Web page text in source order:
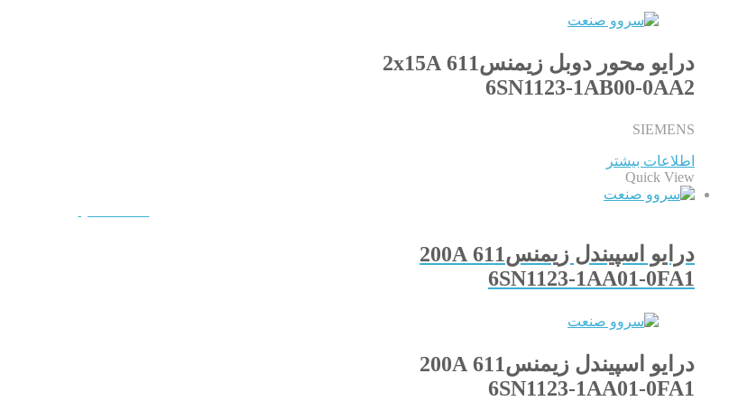
درایو محور دوبل زیمنس611 2x15A
6SN1123-1AB00-0AA2
SIEMENS
اطلاعات بیشتر
Quick View
درایو اسپیندل زیمنس611 200A
6SN1123-1AA01-0FA1
درایو اسپیندل زیمنس611 200A
6SN1123-1AA01-0FA1